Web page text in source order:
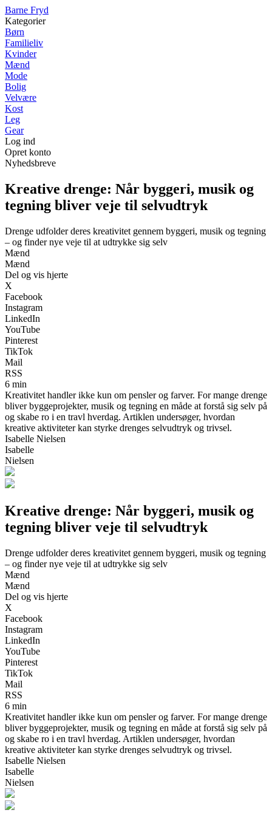
Barne Fryd
Kategorier
Børn
Familieliv
Kvinder
Mænd
Mode
Bolig
Velvære
Kost
Leg
Gear
Log ind
Opret konto
Nyhedsbreve
Kreative drenge: Når byggeri, musik og
tegning bliver veje til selvudtryk
Drenge udfolder deres kreativitet gennem byggeri, musik og tegning
– og finder nye veje til at udtrykke sig selv
Mænd
Mænd
Del og vis hjerte
X
Facebook
Instagram
LinkedIn
YouTube
Pinterest
TikTok
Mail
RSS
6 min
Kreativitet handler ikke kun om pensler og farver. For mange drenge
bliver byggeprojekter, musik og tegning en måde at forstå sig selv på
og skabe ro i en travl hverdag. Artiklen undersøger, hvordan
kreative aktiviteter kan styrke drenges selvudtryk og trivsel.
Isabelle Nielsen
Isabelle
Nielsen
Kreative drenge: Når byggeri, musik og
tegning bliver veje til selvudtryk
Drenge udfolder deres kreativitet gennem byggeri, musik og tegning
– og finder nye veje til at udtrykke sig selv
Mænd
Mænd
Del og vis hjerte
X
Facebook
Instagram
LinkedIn
YouTube
Pinterest
TikTok
Mail
RSS
6 min
Kreativitet handler ikke kun om pensler og farver. For mange drenge
bliver byggeprojekter, musik og tegning en måde at forstå sig selv på
og skabe ro i en travl hverdag. Artiklen undersøger, hvordan
kreative aktiviteter kan styrke drenges selvudtryk og trivsel.
Isabelle Nielsen
Isabelle
Nielsen